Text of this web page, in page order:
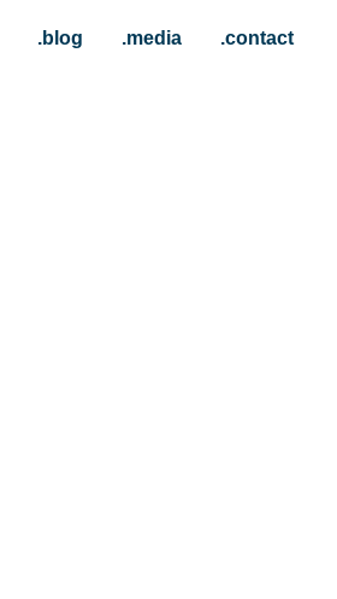
.blog .media .contact